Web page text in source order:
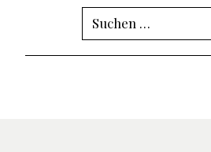
Suchen
nach: